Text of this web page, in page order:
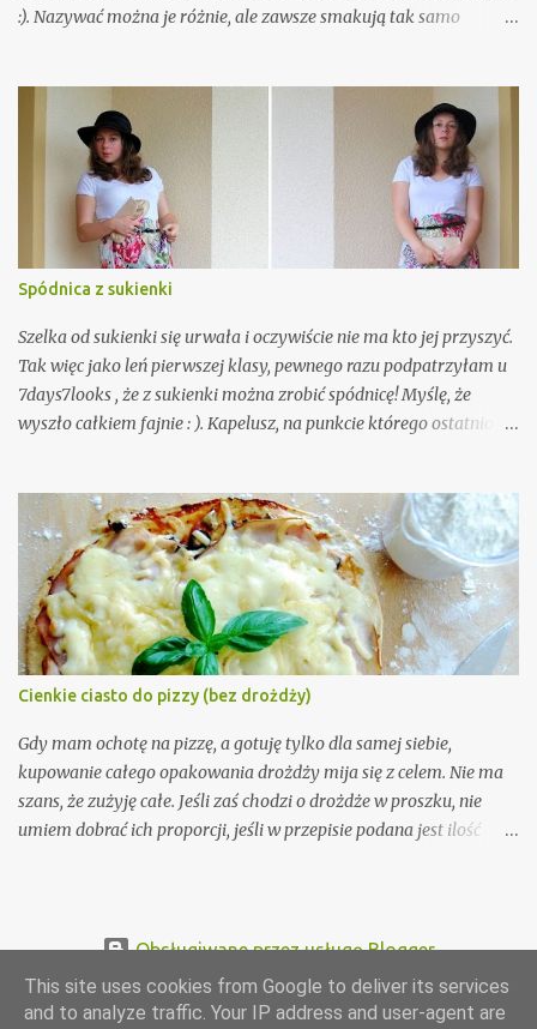
:). Nazywać można je różnie, ale zawsze smakują tak samo
Nie da się tego opisać, trzeba spróbować. Wystarczy 5 składników
i 10 minut czasu. A że przepis nie wymaga właściwie żadnych
umiejętności kulinarnych, ani nawet piekarnika, to musicie go
wypróbować!
Spódnica z sukienki
Szelka od sukienki się urwała i oczywiście nie ma kto jej przyszyć.
Tak więc jako leń pierwszej klasy, pewnego razu podpatrzyłam u
7days7looks , że z sukienki można zrobić spódnicę! Myślę, że
wyszło całkiem fajnie : ). Kapelusz, na punkcie którego ostatnio
Cienkie ciasto do pizzy (bez drożdży)
Gdy mam ochotę na pizzę, a gotuję tylko dla samej siebie,
kupowanie całego opakowania drożdży mija się z celem. Nie ma
szans, że zużyję całe. Jeśli zaś chodzi o drożdże w proszku, nie
umiem dobrać ich proporcji, jeśli w przepisie podana jest ilość
zmodyfikowałam i od tamtej pory robiłam go wielokrotnie (za
każdym razem wychodzi świetnie).
Obsługiwane przez usługę Blogger
Dominika Błaszczyk 2010-2019
This site uses cookies from Google to deliver its services
and to analyze traffic. Your IP address and user-agent are